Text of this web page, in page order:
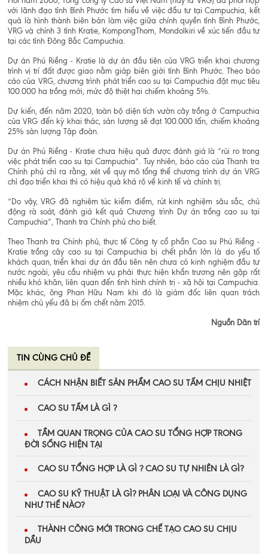
với lãnh đạo tỉnh Bình Phước tìm hiểu về việc đầu tư tại Campuchia, kết
quả là hình thành biên bản làm việc giữa chính quyền tỉnh Bình Phước,
VRG và chính 3 tỉnh Kratie, KompongThom, Mondolkiri về xúc tiến đầu tư
tại các tỉnh Đông Bắc Campuchia.
Dự án Phú Riềng - Kratie là dự án đầu tiên của VRG triển khai chương
trình vị trí đất được giao nằm giáp biên giới tỉnh Bình Phước. Theo báo
cáo của VRG, chương trình phát triển cao su tại Campuchia đặt mục tiêu
100.000 ha trồng mới, mức độ thiệt hại chiếm khoảng 5%.
Dự kiến, đến năm 2020, toàn bộ diện tích vườn cây trồng ở Campuchia
của VRG đến kỳ khai thác, sản lượng sẽ đạt 100.000 tấn, chiếm khoảng
25% sản lượng Tập đoàn.
Dự án Phú Riềng - Kratie chưa hiệu quả được đánh giá là “rủi ro trong
việc phát triển cao su tại Campuchia”. Tuy nhiên, báo cáo của Thanh tra
Chính phủ chỉ ra rằng, xét về quy mô tổng thể chương trình dự án VRG
chỉ đạo triển khai thì có hiệu quả khá rõ về kinh tế và chính trị.
“Do vậy, VRG đã nghiêm túc kiểm điểm, rút kinh nghiệm sâu sắc, chủ
động rà soát, đánh giá kết quả Chương trình Dự án trồng cao su tại
Campuchia”, Thanh tra Chính phủ cho biết.
Theo Thanh tra Chính phủ, thực tế Công ty cổ phần Cao su Phú Riềng -
Kratie trồng cây cao su tại Campuchia bị chết phần lớn là do yếu tố
khách quan, triển khai dự án đầu tiên nên chưa có kinh nghiệm đầu tư
nước ngoài, yêu cầu nhiệm vụ phải thực hiện khẩn trương nên gặp rất
nhiều khó khăn, liên quan đến tình hình chính trị - xã hội tại Campuchia.
Mặc khác, ông Phan Hữu Nam khi đó là giám đốc liên quan trách
nhiệm chủ yếu đã bị ốm chết năm 2015.
Nguồn Dân trí
TIN CÙNG CHỦ ĐỀ
CÁCH NHẬN BIẾT SẢN PHẨM CAO SU TẤM CHỊU NHIỆT
CAO SU TẤM LÀ GÌ ?
TẦM QUAN TRỌNG CỦA CAO SU TỔNG HỢP TRONG
ĐỜI SỐNG HIỆN TẠI
CAO SU TỔNG HỢP LÀ GÌ ? CAO SU TỰ NHIÊN LÀ GÌ?
CAO SU KỸ THUẬT LÀ GÌ? PHÂN LOẠI VÀ CÔNG DỤNG
NHƯ THẾ NÀO?​
THÀNH CÔNG MỚI TRONG CHẾ TẠO CAO SU CHỊU
DẦU